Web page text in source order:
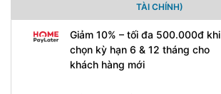
TÀI CHÍNH)
Giảm 10% – tối đa 500.000đ khi
chọn kỳ hạn 6 & 12 tháng cho
khách hàng mới